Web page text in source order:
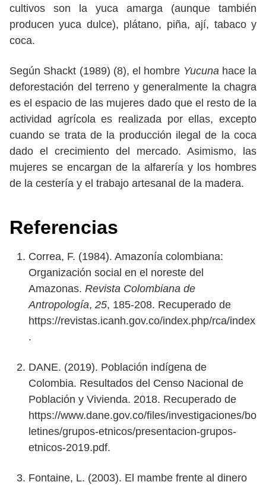
cultivos son la yuca amarga (aunque también
producen yuca dulce), plátano, piña, ají, tabaco y
coca.
Según Shackt (1989) (8), el hombre Yucuna hace la
deforestación del terreno y generalmente la chagra
es el espacio de las mujeres dado que el resto de la
actividad agrícola es realizada por ellas, excepto
cuando se trata de la producción ilegal de la coca
dado el crecimiento del mercado. Asimismo, las
mujeres se encargan de la alfarería y los hombres
de la cestería y el trabajo artesanal de la madera.
Referencias
Correa, F. (1984). Amazonía colombiana:
Organización social en el noreste del
Amazonas. Revista Colombiana de
Antropología, 25, 185-208. Recuperado de
https://revistas.icanh.gov.co/index.php/rca/index
.
DANE. (2019). Población indígena de
Colombia. Resultados del Censo Nacional de
Población y Vivienda. 2018. Recuperado de
https://www.dane.gov.co/files/investigaciones/bo
letines/grupos-etnicos/presentacion-grupos-
etnicos-2019.pdf.
Fontaine, L. (2003). El mambe frente al dinero